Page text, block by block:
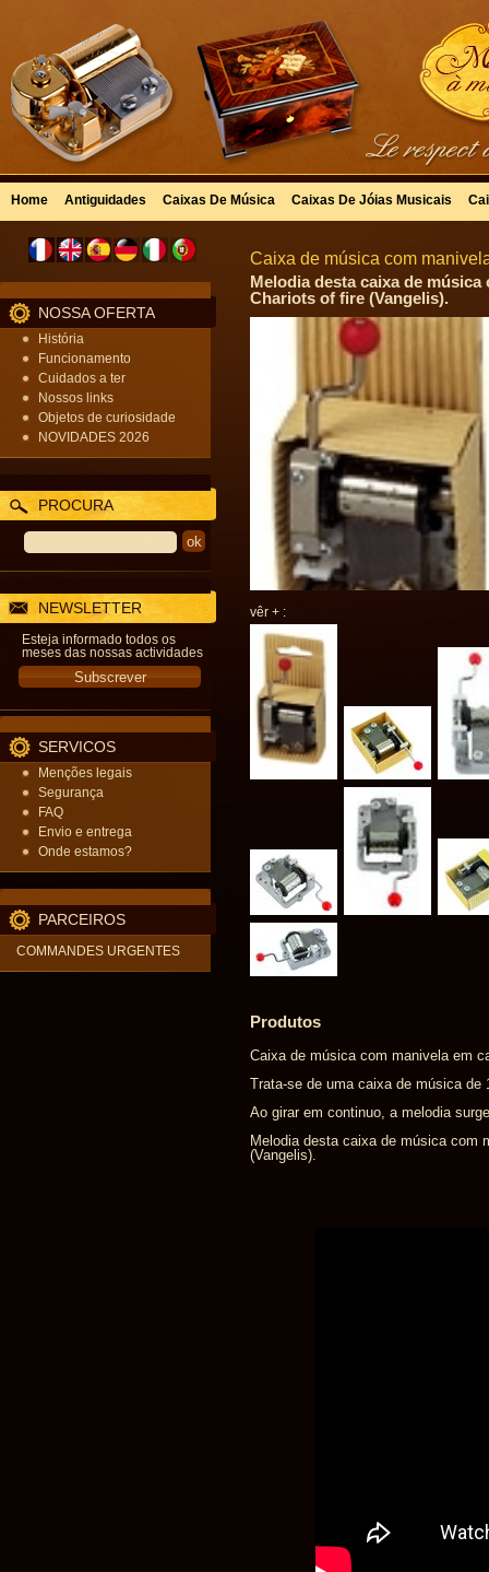
Home Antiguidades Caixas De Música Caixas De Jóias Musicais
NOSSA OFERTA
História
Funcionamento
Cuidados a ter
Nossos links
Objetos de curiosidade
NOVIDADES 2026
PROCURA
NEWSLETTER
Esteja informado todos os
meses das nossas actividades
SERVICOS
Menções legais
Segurança
FAQ
Envio e entrega
Onde estamos?
PARCEIROS
COMMANDES URGENTES
Caixa de música com
Melodia desta caixa de
Chariots of fire (Vangelis).
vêr + :
Produtos
Caixa de música com manivela em
Trata-se de uma caixa de música de
Ao girar em continuo, a melodia
Melodia desta caixa de música com
(Vangelis).